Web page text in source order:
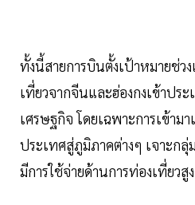
ทั้งนี้สายการบินตั้งเป้าหมายช่ว
เที่ยวจากจีนและฮ่องกงเข้าปร
เศรษฐกิจ โดยเฉพาะการเข้าม
ประเทศสู่ภูมิภาคต่างๆ เจาะกลุ่
มีการใช้จ่ายด้านการท่องเที่ยวสูง